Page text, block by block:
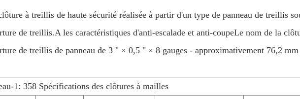
à treillis de haute sécurité réalisée à partir d'un type de panneau de treillis
de treillis.A les caractéristiques d'anti-escalade et anti-coupeLe nom de la
de treillis de panneau de 3 " × 0,5 " × 8 gauges - approximativement 76,2
1: 358 Spécifications des clôtures à mailles